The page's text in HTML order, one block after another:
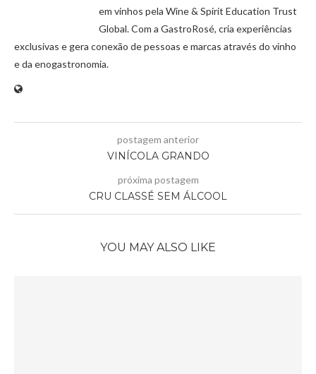
em vinhos pela Wine & Spirit Education Trust
Global. Com a GastroRosé, cria experiências
exclusivas e gera conexão de pessoas e marcas através do vinho
e da enogastronomia.
postagem anterior
VINÍCOLA GRANDO
próxima postagem
CRU CLASSÉ SEM ÁLCOOL
YOU MAY ALSO LIKE